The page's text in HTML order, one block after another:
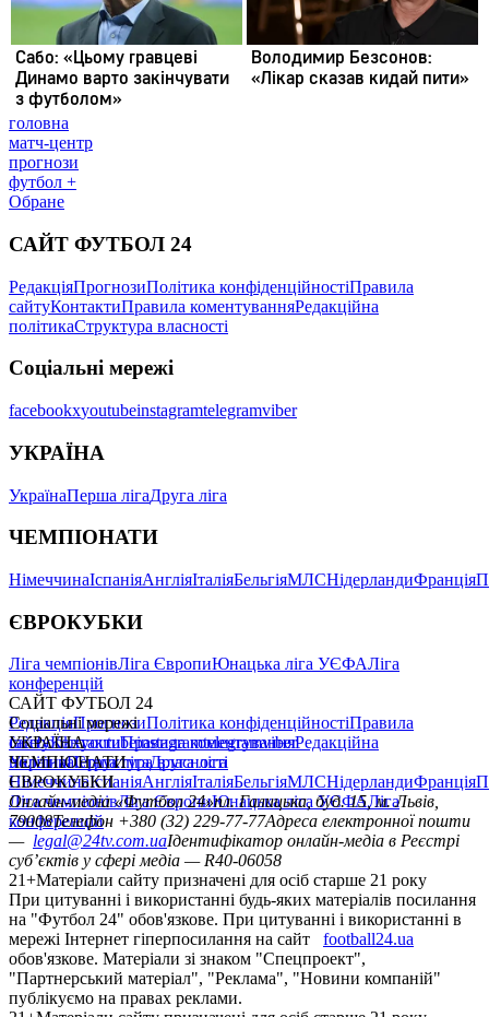
головна
матч-центр
прогнози
футбол +
Обране
САЙТ ФУТБОЛ 24
РедакціяПрогнозиПолітика конфіденційностіПравила
сайтуКонтактиПравила коментуванняРедакційна
політикаСтруктура власності
Соціальні мережі
facebookxyoutubeinstagramtelegramviber
УКРАЇНА
УкраїнаПерша лігаДруга ліга
ЧЕМПІОНАТИ
НімеччинаІспаніяАнгліяІталіяБельгіяМЛСНідерландиФранція
ЄВРОКУБКИ
Ліга чемпіонівЛіга ЄвропиЮнацька ліга УЄФАЛіга
конференцій
САЙТ ФУТБОЛ 24
РедакціяПрогнозиПолітика конфіденційностіПравила
сайтуКонтактиПравила коментуванняРедакційна
політикаСтруктура власності
Соціальні мережі
facebookxyoutubeinstagramtelegramviber
УКРАЇНА
УкраїнаПерша лігаДруга ліга
ЧЕМПІОНАТИ
НімеччинаІспаніяАнгліяІталіяБельгіяМЛСНідерландиФранція
ЄВРОКУБКИ
Ліга чемпіонівЛіга ЄвропиЮнацька ліга УЄФАЛіга
конференцій
Онлайн-медіа «Футбол 24»пл. Галицька, буд. 15, м. Львів,
79008Телефон +380 (32) 229-77-77Адреса електронної пошти
— legal@24tv.com.uaІдентифікатор онлайн-медіа в Реєстрі
суб’єктів у сфері медіа — R40-06058
21+Матеріали сайту призначені для осіб старше 21 року
При цитуванні і використанні будь-яких матеріалів посилання
на "Футбол 24" обов'язкове. При цитуванні і використанні в
мережі Інтернет гіперпосилання на сайт
football24.ua
обов'язкове. Матеріали зі знаком "Спецпроект",
"Партнерський матеріал", "Реклама", "Новини компаній"
публікуємо на правах реклами.